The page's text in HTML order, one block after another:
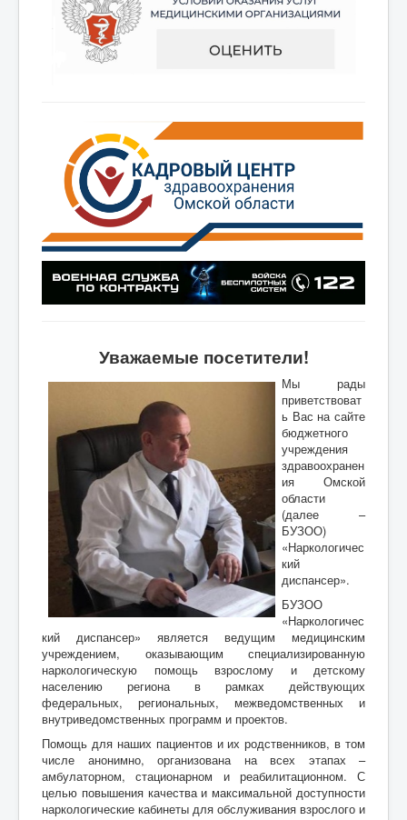
Уважаемые посетители!
Мы рады
приветствоват
ь Вас на сайте
бюджетного
учреждения
здравоохранен
ия Омской
области
(далее –
БУЗОО)
«Наркологичес
кий
диспансер».
БУЗОО
«Наркологичес
кий диспансер» является ведущим медицинским
учреждением, оказывающим специализированную
наркологическую помощь взрослому и детскому
населению региона в рамках действующих
федеральных, региональных, межведомственных и
внутриведомственных программ и проектов.
Помощь для наших пациентов и их родственников, в том
числе анонимно, организована на всех этапах –
амбулаторном, стационарном и реабилитационном. С
целью повышения качества и максимальной доступности
наркологические кабинеты для обслуживания взрослого и